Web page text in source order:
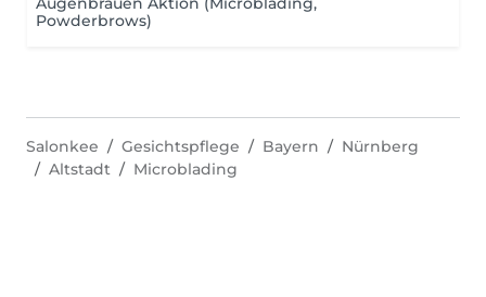
Powderbrows)
Salonkee Gesichtspflege Bayern
Nürnberg
Altstadt
Microblading